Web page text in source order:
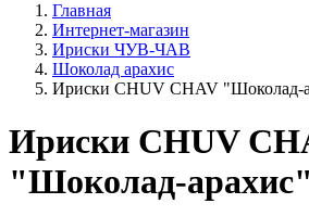
Главная
Интернет-магазин
Ириски ЧУВ-ЧАВ
Шоколад арахис
Ириски CHUV CHAV "Шоколад-
Ириски CHUV
"Шоколад-